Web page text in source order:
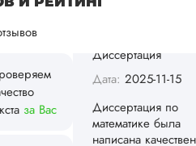
за Вас
рассказали о
чего провели все
расчеты и
так, как указано в
индивидуа...
Читать полный